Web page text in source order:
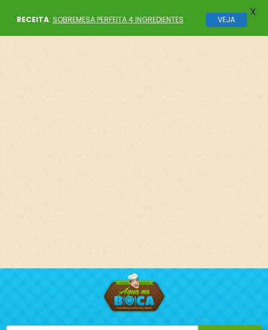
RECEITA: SOBREMESA PERFEITA 4 INGREDIENTES VEJA
X